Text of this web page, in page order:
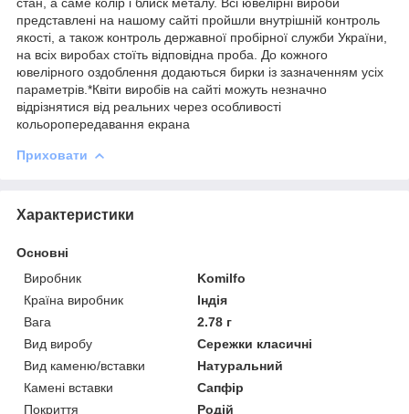
представлені на нашому сайті пройшли внутрішній контроль
якості, а також контроль державної пробірної служби України,
на всіх виробах стоїть відповідна проба. До кожного
ювелірного оздоблення додаються бирки із зазначенням усіх
параметрів.*Квіти виробів на сайті можуть незначно
відрізнятися від реальних через особливості
кольоропередавання екрана
Приховати
Характеристики
Основні
Виробник
Komilfo
Країна виробник
Індія
Вага
2.78 г
Вид виробу
Сережки класичні
Вид каменю/вставки
Натуральний
Камені вставки
Сапфір
Покриття
Родій